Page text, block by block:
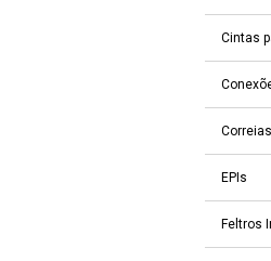
Cintas
EPIs
Feltros